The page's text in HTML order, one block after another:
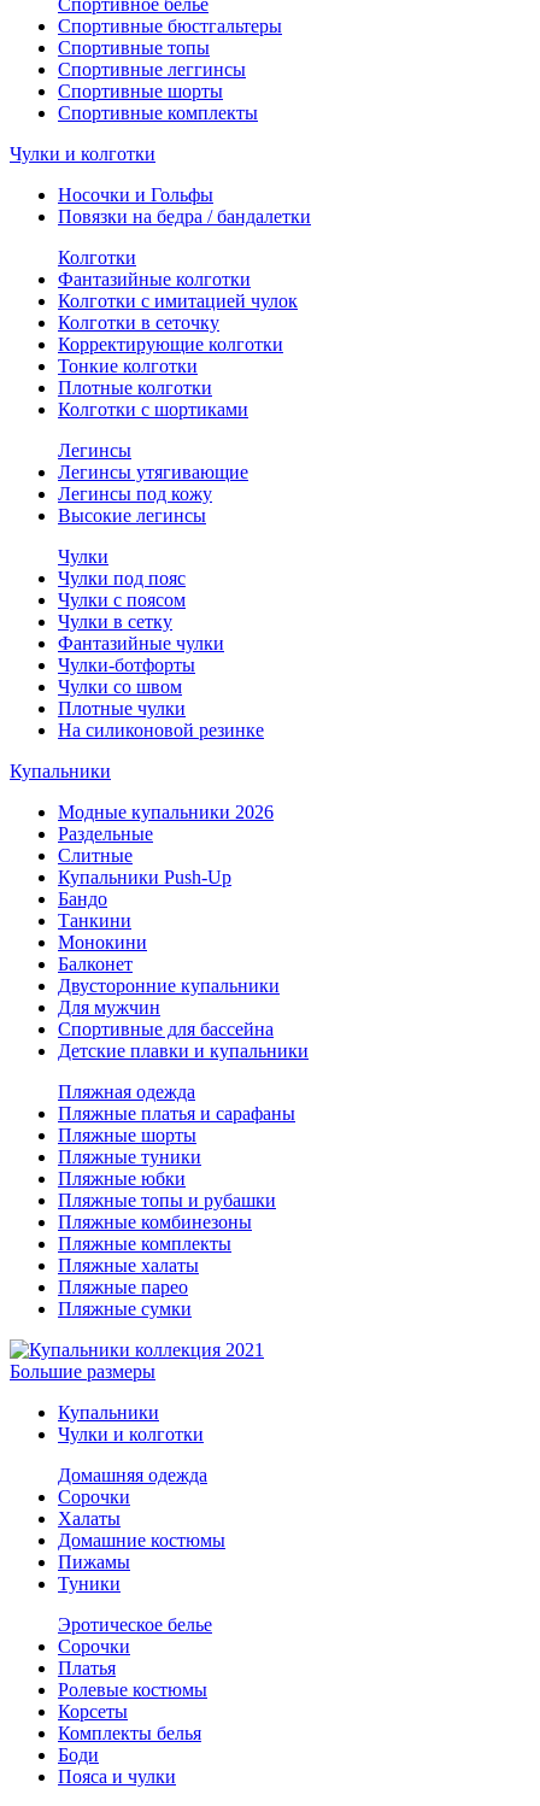
Спортивное белье
Спортивные бюстгальтеры
Спортивные топы
Спортивные леггинсы
Спортивные шорты
Спортивные комплекты
Чулки и колготки
Носочки и Гольфы
Повязки на бедра / бандалетки
Колготки
Фантазийные колготки
Колготки с имитацией чулок
Колготки в сеточку
Корректирующие колготки
Тонкие колготки
Плотные колготки
Колготки с шортиками
Легинсы
Легинсы утягивающие
Легинсы под кожу
Высокие легинсы
Чулки
Чулки под пояс
Чулки с поясом
Чулки в сетку
Фантазийные чулки
Чулки-ботфорты
Чулки со швом
Плотные чулки
На силиконовой резинке
Купальники
Модные купальники 2026
Раздельные
Слитные
Купальники Push-Up
Бандо
Танкини
Монокини
Балконет
Двусторонние купальники
Для мужчин
Спортивные для бассейна
Детские плавки и купальники
Пляжная одежда
Пляжные платья и сарафаны
Пляжные шорты
Пляжные туники
Пляжные юбки
Пляжные топы и рубашки
Пляжные комбинезоны
Пляжные комплекты
Пляжные халаты
Пляжные парео
Пляжные сумки
Большие размеры
Купальники
Чулки и колготки
Домашняя одежда
Сорочки
Халаты
Домашние костюмы
Пижамы
Туники
Эротическое белье
Сорочки
Платья
Ролевые костюмы
Корсеты
Комплекты белья
Боди
Пояса и чулки